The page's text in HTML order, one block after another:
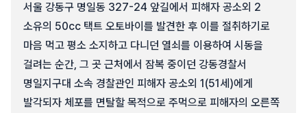
서울 강동구 명일동 327-24 앞길에서 피해자 공소외 2
소유의 50cc 택트 오토바이를 발견한 후 이를 절취하기로
마음 먹고 평소 소지하고 다니던 열쇠를 이용하여 시동을
걸려는 순간, 그 곳 근처에서 잠복 중이던 강동경찰서
명일지구대 소속 경찰관인 피해자 공소외 1(51세)에게
발각되자 체포를 면탈할 목적으로 주먹으로 피해자의 오른쪽